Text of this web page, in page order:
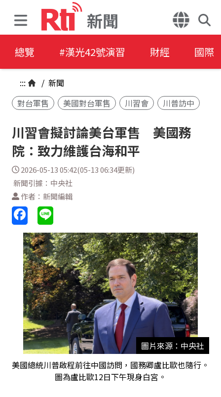
新聞
總覽 #漢光42號演習 財經 國際
::: / 新聞
對台軍售
美國對台軍售 川習會 川普訪中
川習會擬討論美台軍售 美國務
院：致力維護台海和平
2026-05-13 05:42(05-13 06:34更新)
新聞引據：中央社
作者：新聞編輯
圖片來源：中央社
美國總統川普啟程前往中國訪問，國務卿盧比歐也隨行。
圖為盧比歐12日下午現身白宮。